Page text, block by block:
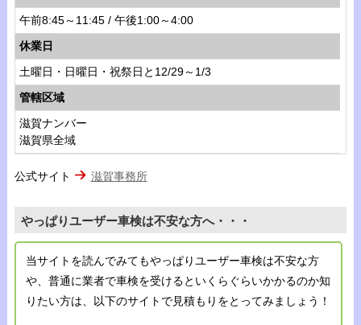
午前8:45～11:45 / 午後1:00～4:00
休業日
土曜日・日曜日・祝祭日と12/29～1/3
管轄区域
滋賀ナンバー
滋賀県全域
公式サイト 滋賀事務所
やっぱりユーザー車検は不安な方へ・・・
当サイトを読んでみてもやっぱりユーザー車検は不安な方
や、普通に業者で車検を受けるといくらぐらいかかるのか知
りたい方は、以下のサイトで見積もりをとってみましょう！